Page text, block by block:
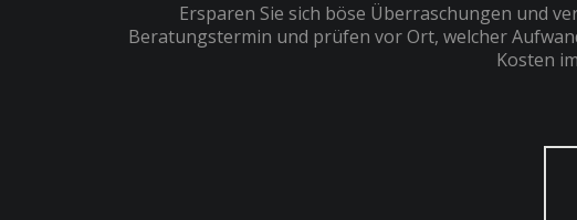
Ersparen Sie sich böse Überraschungen und
Beratungstermin und prüfen vor Ort, welcher
Kosten